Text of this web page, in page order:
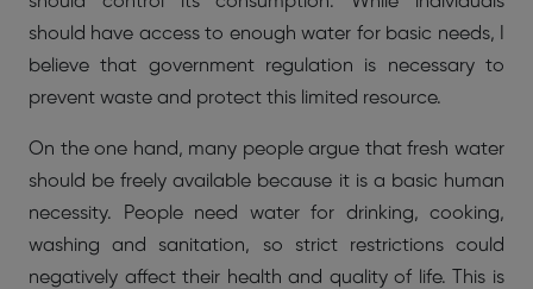
should have access to enough water for basic needs, I
believe that government regulation is necessary to
prevent waste and protect this limited resource.
On the one hand, many people argue that fresh water
should be freely available because it is a basic human
necessity. People need water for drinking, cooking,
washing and sanitation, so strict restrictions could
negatively affect their health and quality of life. This is